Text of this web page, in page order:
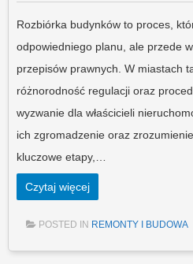
Rozbiórka budynków to proces,
odpowiedniego planu, ale przede
przepisów prawnych. W miastach
różnorodność regulacji oraz
wyzwanie dla właścicieli
ich zgromadzenie oraz
kluczowe etapy,…
Czytaj więcej
POSTED IN REMONTY I BUDOWA